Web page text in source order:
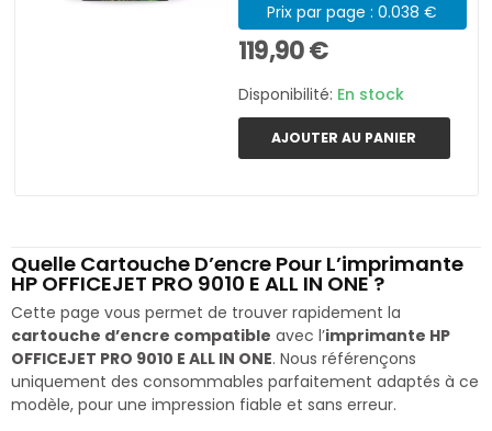
Prix par page : 0.038 €
119,90 €
Disponibilité: En stock
AJOUTER AU PANIER
Quelle Cartouche D’encre Pour L’imprimante
HP OFFICEJET PRO 9010 E ALL IN ONE ?
Cette page vous permet de trouver rapidement la
cartouche d’encre compatible avec l’imprimante HP
OFFICEJET PRO 9010 E ALL IN ONE. Nous référençons
uniquement des consommables parfaitement adaptés à ce
modèle, pour une impression fiable et sans erreur.